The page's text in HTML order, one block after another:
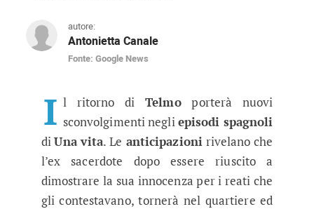
autore:
Antonietta Canale
Fonte: Google News
Una Vita anticipazioni puntate
I l ritorno diTelmoporterà nuovi
sconvolgimenti negliepisodi spagnoli
diUna vita. Le anticipazionirivelano che
l’ex sacerdote dopo essere riuscito a
dimostrare la sua innocenza per i reati che
gli contestavano, tornerà nel quartiere ed